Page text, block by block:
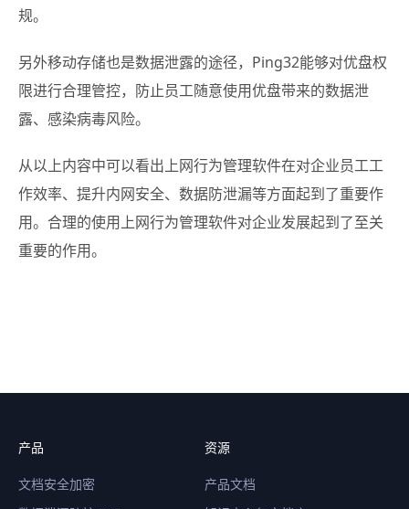
规。
另外移动存储也是数据泄露的途径，Ping32能够对优盘权
限进行合理管控，防止员工随意使用优盘带来的数据泄
露、感染病毒风险。
从以上内容中可以看出上网行为管理软件在对企业员工工
作效率、提升内网安全、数据防泄漏等方面起到了重要作
用。合理的使用上网行为管理软件对企业发展起到了至关
重要的作用。
产品
文档安全加密
资源
产品文档